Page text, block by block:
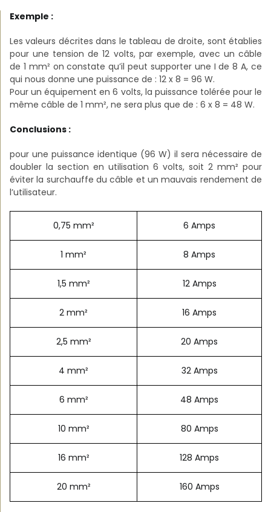
Exemple :
Les valeurs décrites dans le tableau de droite, sont établies
pour une tension de 12 volts, par exemple, avec un câble
de 1 mm² on constate qu’il peut supporter une I de 8 A, ce
qui nous donne une puissance de : 12 x 8 = 96 W.
Pour un équipement en 6 volts, la puissance tolérée pour le
même câble de 1 mm², ne sera plus que de : 6 x 8 = 48 W.
Conclusions :
pour une puissance identique (96 W) il sera nécessaire de
doubler la section en utilisation 6 volts, soit 2 mm² pour
éviter la surchauffe du câble et un mauvais rendement de
l’utilisateur.
0,75 mm² 6 Amps
1 mm² 8 Amps
1,5 mm² 12 Amps
2 mm² 16 Amps
2,5 mm² 20 Amps
4 mm² 32 Amps
6 mm² 48 Amps
10 mm² 80 Amps
16 mm² 128 Amps
20 mm² 160 Amps